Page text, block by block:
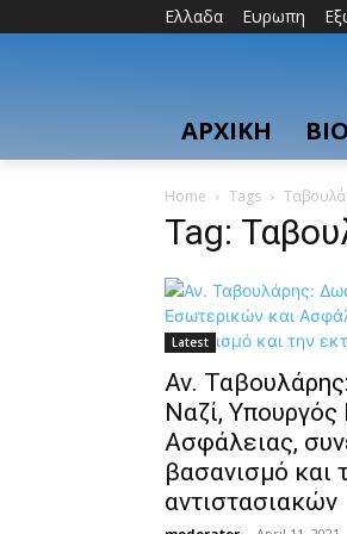
Ελλαδα Ευρωπη
ΑΡΧΙΚΗ
Home Tags
Tag:
Latest
Αν.
Ναζί,
Ασφάλειας,
βασανισμό και
αντιστασιακών